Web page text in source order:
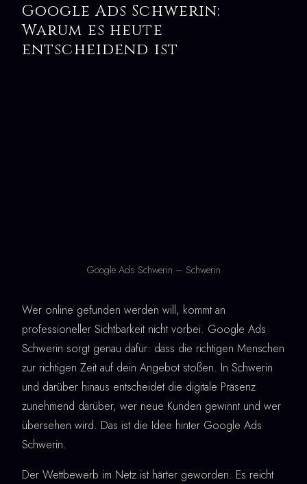
Google Ads Schwerin:
Warum es heute
entscheidend ist
Google Ads Schwerin – Schwerin
Wer online gefunden werden will, kommt an
professioneller Sichtbarkeit nicht vorbei. Google Ads
Schwerin sorgt genau dafür: dass die richtigen Menschen
zur richtigen Zeit auf dein Angebot stoßen. In Schwerin
und darüber hinaus entscheidet die digitale Präsenz
zunehmend darüber, wer neue Kunden gewinnt und wer
übersehen wird. Das ist die Idee hinter Google Ads
Schwerin.
Der Wettbewerb im Netz ist härter geworden. Es reicht